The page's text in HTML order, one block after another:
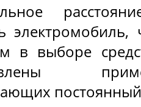
электромобиль,
в выборе
постоянный